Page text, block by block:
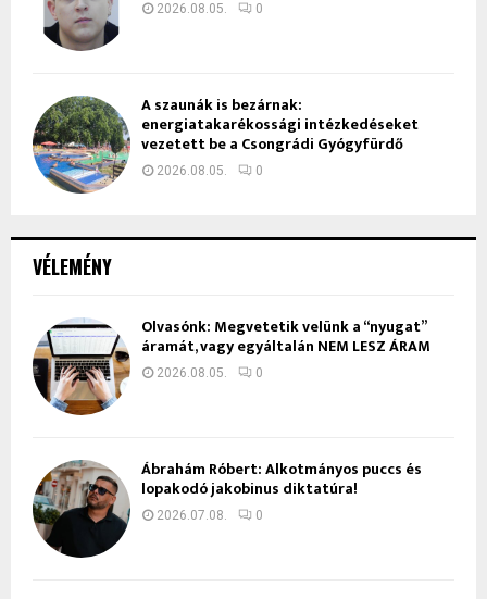
VÉLEMÉNY
Olvasónk: Megvetetik velünk a “nyugat”
áramát, vagy egyáltalán NEM LESZ ÁRAM
2026.08.05. 0
Ábrahám Róbert: Alkotmányos puccs és
lopakodó jakobinus diktatúra!
2026.07.08. 0
2026.08.05. 0
A szaunák is bezárnak:
energiatakarékossági intézkedéseket
vezetett be a Csongrádi Gyógyfürdő
2026.08.05. 0